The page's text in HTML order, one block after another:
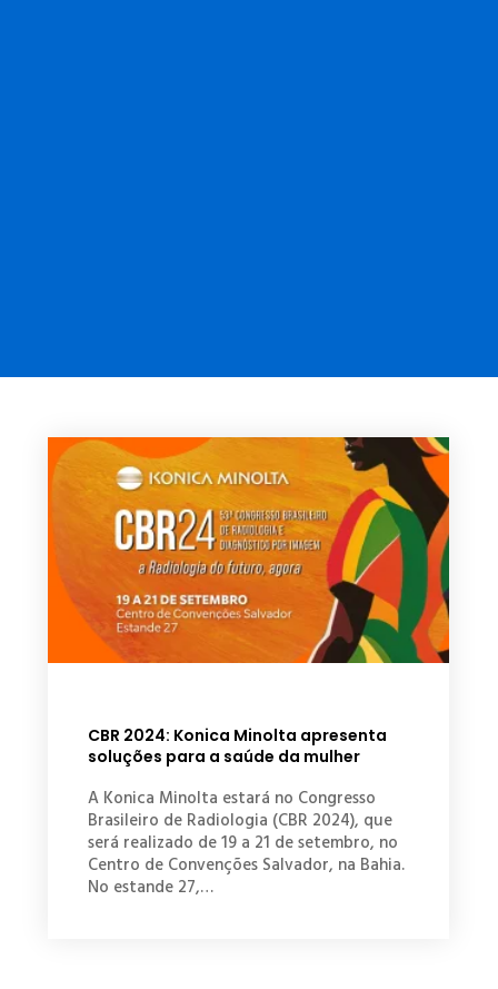
CBR 2024: Konica Minolta apresenta
soluções para a saúde da mulher
A Konica Minolta estará no Congresso
Brasileiro de Radiologia (CBR 2024), que
será realizado de 19 a 21 de setembro, no
Centro de Convenções Salvador, na Bahia.
No estande 27,…